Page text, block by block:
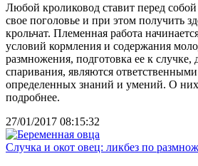
Любой кроликовод ставит перед
свое поголовье и при этом получить
крольчат. Племенная работа
условий кормления и содержания
размножения, подготовка ее к случке,
спаривания, являются
определенных знаний и умений. О
подробнее.
27/01/2017 08:15:32
Случка и окот овец: ликбез по